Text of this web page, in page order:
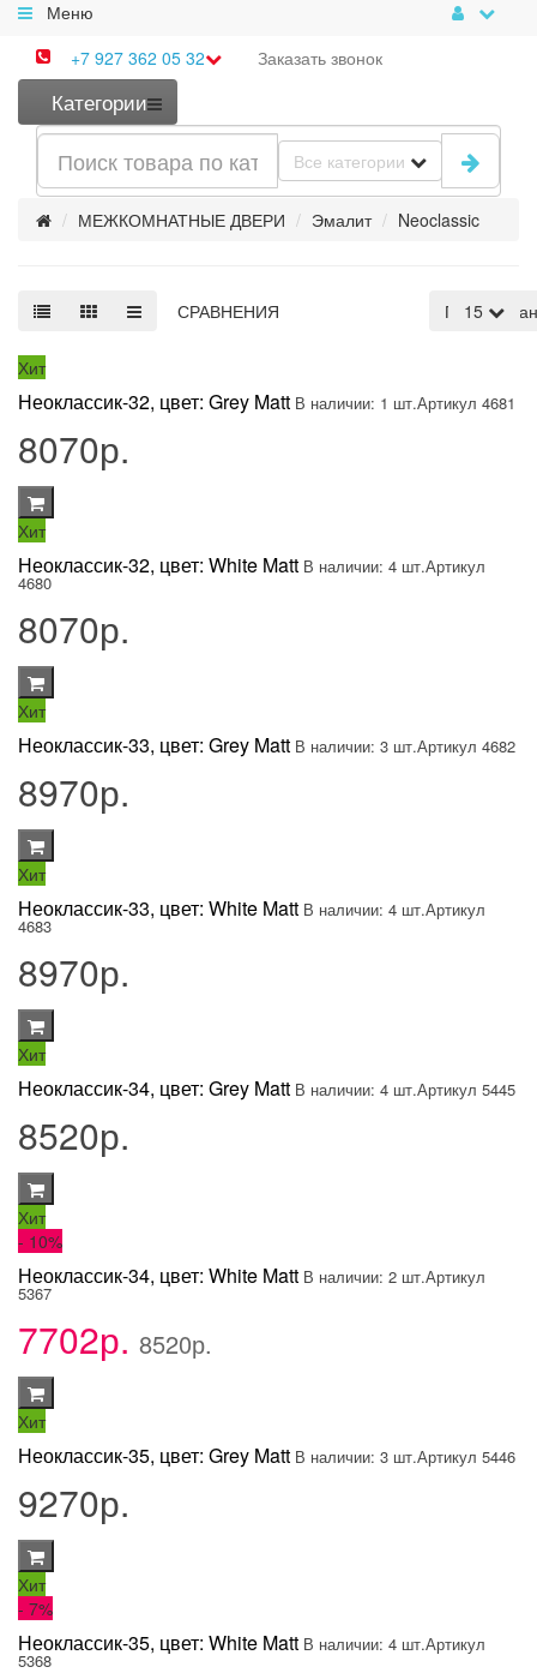
Меню
+7 927 362 05 32
Заказать звонок
Категории
Все категории
МЕЖКОМНАТНЫЕ ДВЕРИ Эмалит Neoclassic
СРАВНЕНИЯ 15
По
Хит
Неоклассик-32, цвет: Grey Matt В наличии: 1 шт.Артикул 4681
8070р.
Хит
Неоклассик-32, цвет: White Matt В наличии: 4 шт.Артикул
4680
8070р.
Хит
Неоклассик-33, цвет: Grey Matt В наличии: 3 шт.Артикул 4682
8970р.
Хит
Неоклассик-33, цвет: White Matt В наличии: 4 шт.Артикул
4683
8970р.
Хит
Неоклассик-34, цвет: Grey Matt В наличии: 4 шт.Артикул 5445
8520р.
Хит
- 10%
Неоклассик-34, цвет: White Matt В наличии: 2 шт.Артикул
5367
7702р. 8520р.
Хит
Неоклассик-35, цвет: Grey Matt В наличии: 3 шт.Артикул 5446
9270р.
Хит
- 7%
Неоклассик-35, цвет: White Matt В наличии: 4 шт.Артикул
5368